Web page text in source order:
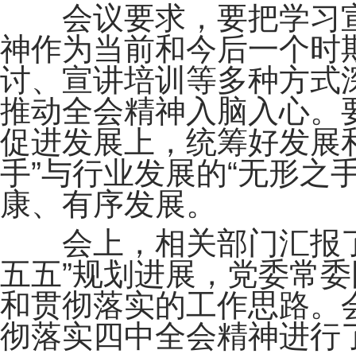
会议要求，要把学习
神作为当前和今后一个时
讨、宣讲培训等多种方式
推动全会精神入脑入心。
促进发展上，统筹好发展
手”与行业发展的“无形之
康、有序发展。
会上，相关部门汇报了
五五”规划进展，党委常
和贯彻落实的工作思路。
彻落实四中全会精神进行